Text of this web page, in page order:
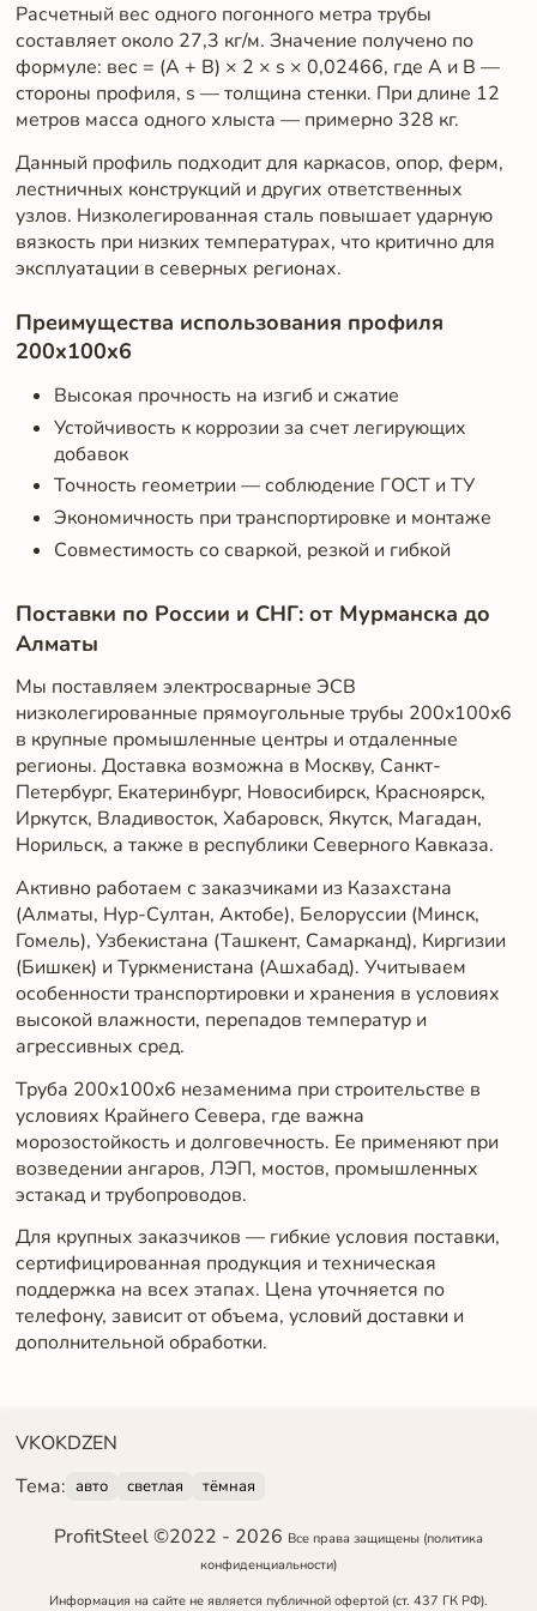
Расчетный вес одного погонного метра трубы
составляет около 27,3 кг/м. Значение получено по
формуле: вес = (A + B) × 2 × s × 0,02466, где A и B —
стороны профиля, s — толщина стенки. При длине 12
метров масса одного хлыста — примерно 328 кг.
Данный профиль подходит для каркасов, опор, ферм,
лестничных конструкций и других ответственных
узлов. Низколегированная сталь повышает ударную
вязкость при низких температурах, что критично для
эксплуатации в северных регионах.
Преимущества использования профиля
200x100x6
Высокая прочность на изгиб и сжатие
Устойчивость к коррозии за счет легирующих
добавок
Точность геометрии — соблюдение ГОСТ и ТУ
Экономичность при транспортировке и монтаже
Совместимость со сваркой, резкой и гибкой
Поставки по России и СНГ: от Мурманска до
Алматы
Мы поставляем электросварные ЭСВ
низколегированные прямоугольные трубы 200x100x6
в крупные промышленные центры и отдаленные
регионы. Доставка возможна в Москву, Санкт-
Петербург, Екатеринбург, Новосибирск, Красноярск,
Иркутск, Владивосток, Хабаровск, Якутск, Магадан,
Норильск, а также в республики Северного Кавказа.
Активно работаем с заказчиками из Казахстана
(Алматы, Нур-Султан, Актобе), Белоруссии (Минск,
Гомель), Узбекистана (Ташкент, Самарканд), Киргизии
(Бишкек) и Туркменистана (Ашхабад). Учитываем
особенности транспортировки и хранения в условиях
высокой влажности, перепадов температур и
агрессивных сред.
Труба 200x100x6 незаменима при строительстве в
условиях Крайнего Севера, где важна
морозостойкость и долговечность. Ее применяют при
возведении ангаров, ЛЭП, мостов, промышленных
эстакад и трубопроводов.
Для крупных заказчиков — гибкие условия поставки,
сертифицированная продукция и техническая
поддержка на всех этапах. Цена уточняется по
телефону, зависит от объема, условий доставки и
дополнительной обработки.
VKOKDZEN
Тема: авто светлая тёмная
ProfitSteel ©2022 - 2026 Все права защищены (политика
конфиденциальности)
Информация на сайте не является публичной офертой (ст. 437 ГК РФ).